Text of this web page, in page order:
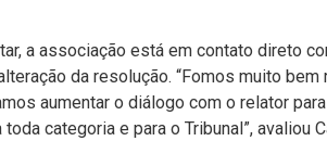
a associação está em contato direto
da resolução. “Fomos muito
aumentar o diálogo com o relator
categoria e para o Tribunal”, avaliou